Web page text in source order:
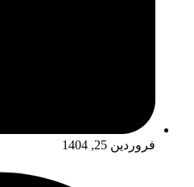
فروردین 25, 1404